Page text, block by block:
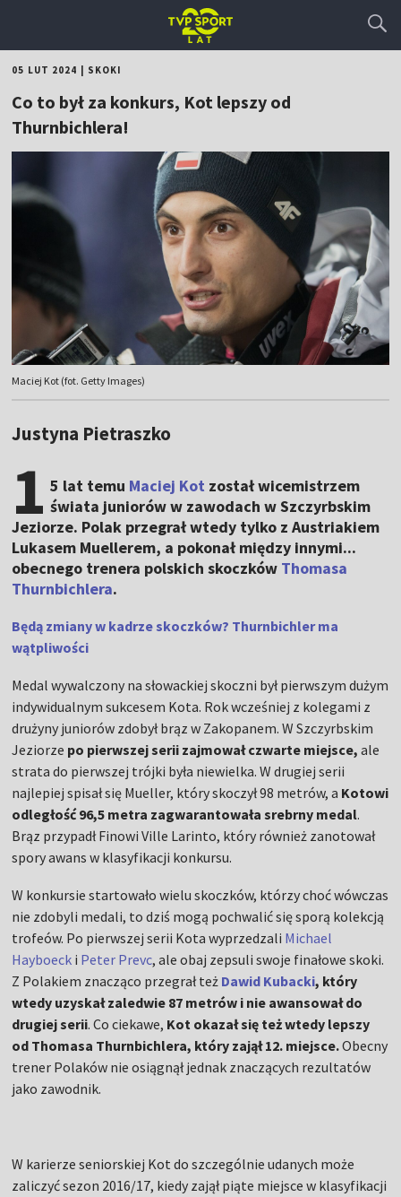
05 LUT 2024 SKOKI
Co to był za konkurs, Kot lepszy od
Thurnbichlera!
Maciej Kot (fot. Getty Images)
Justyna Pietraszko
1 5 lat temu Maciej Kot został wicemistrzem
świata juniorów w zawodach w Szczyrbskim
Jeziorze. Polak przegrał wtedy tylko z Austriakiem
Lukasem Muellerem, a pokonał między innymi...
obecnego trenera polskich skoczków Thomasa
Thurnbichlera.
Będą zmiany w kadrze skoczków? Thurnbichler ma
wątpliwości
Medal wywalczony na słowackiej skoczni był pierwszym dużym
indywidualnym sukcesem Kota. Rok wcześniej z kolegami z
drużyny juniorów zdobył brąz w Zakopanem. W Szczyrbskim
Jeziorze po pierwszej serii zajmował czwarte miejsce, ale
strata do pierwszej trójki była niewielka. W drugiej serii
najlepiej spisał się Mueller, który skoczył 98 metrów, a Kotowi
odległość 96,5 metra zagwarantowała srebrny medal.
Brąz przypadł Finowi Ville Larinto, który również zanotował
spory awans w klasyfikacji konkursu.
W konkursie startowało wielu skoczków, którzy choć wówczas
nie zdobyli medali, to dziś mogą pochwalić się sporą kolekcją
trofeów. Po pierwszej serii Kota wyprzedzali Michael
Hayboeck i Peter Prevc, ale obaj zepsuli swoje finałowe skoki.
Z Polakiem znacząco przegrał też Dawid Kubacki, który
wtedy uzyskał zaledwie 87 metrów i nie awansował do
drugiej serii. Co ciekawe, Kot okazał się też wtedy lepszy
od Thomasa Thurnbichlera, który zajął 12. miejsce.Obecny
trener Polaków nie osiągnął jednak znaczących rezultatów
jako zawodnik.
W karierze seniorskiej Kot do szczególnie udanych może
zaliczyć sezon 2016/17, kiedy zajął piąte miejsce w klasyfikacji